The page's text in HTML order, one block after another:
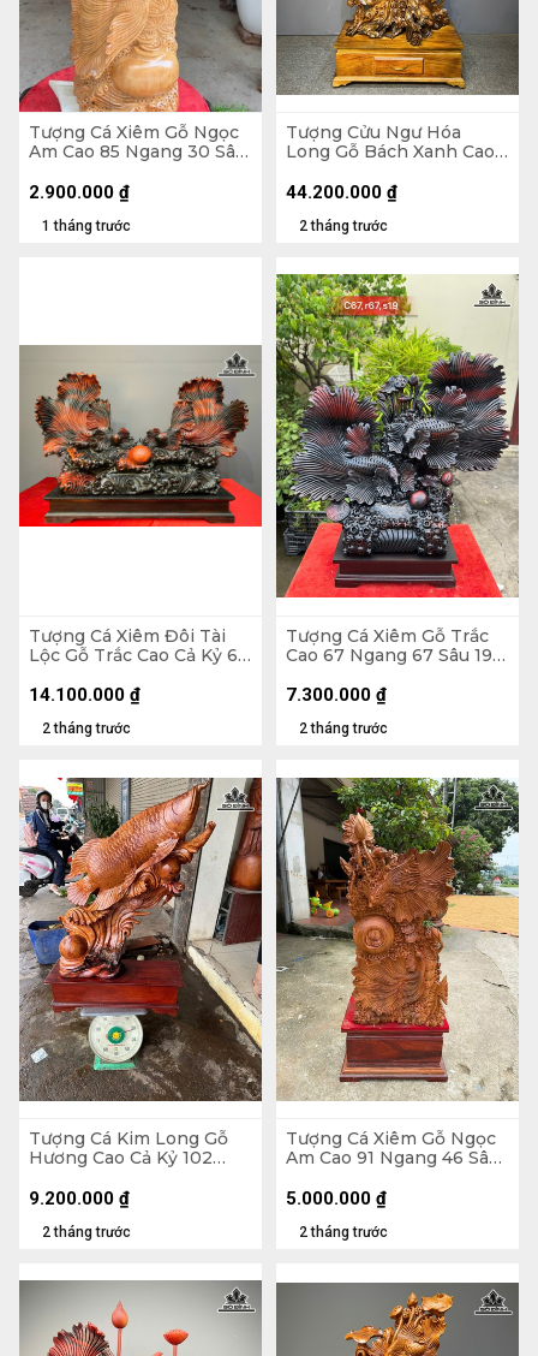
Tượng Cá Xiêm Gỗ Ngọc
Am Cao 85 Ngang 30 Sâu
1 tháng trước
2.900.000 ₫
Tượng Cửu Ngư Hóa
Long Gỗ Bách Xanh Cao
45 (cm) - Kỷ Cao 30
2 tháng trước
44.200.000 ₫
Tượng Cá Xiêm Đôi Tài
Lộc Gỗ Trắc Cao Cả Kỷ 66
Kỷ Cao 10
2 tháng trước
14.100.000 ₫
Tượng Cá Xiêm Gỗ Trắc
Cao 67 Ngang 67 Sâu 19
2 tháng trước
7.300.000 ₫
Tượng Cá Kim Long Gỗ
Hương Cao Cả Kỷ 102
Kỷ Cao 20
2 tháng trước
9.200.000 ₫
Tượng Cá Xiêm Gỗ Ngọc
Am Cao 91 Ngang 46 Sâu
2 tháng trước
5.000.000 ₫